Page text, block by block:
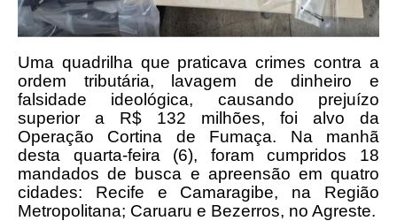
Uma quadrilha que praticava crimes contra a
ordem tributária, lavagem de dinheiro e
falsidade ideológica, causando prejuízo
superior a R$ 132 milhões, foi alvo da
Operação Cortina de Fumaça. Na manhã
desta quarta-feira (6), foram cumpridos 18
mandados de busca e apreensão em quatro
cidades: Recife e Camaragibe, na Região
Metropolitana; Caruaru e Bezerros, no Agreste.